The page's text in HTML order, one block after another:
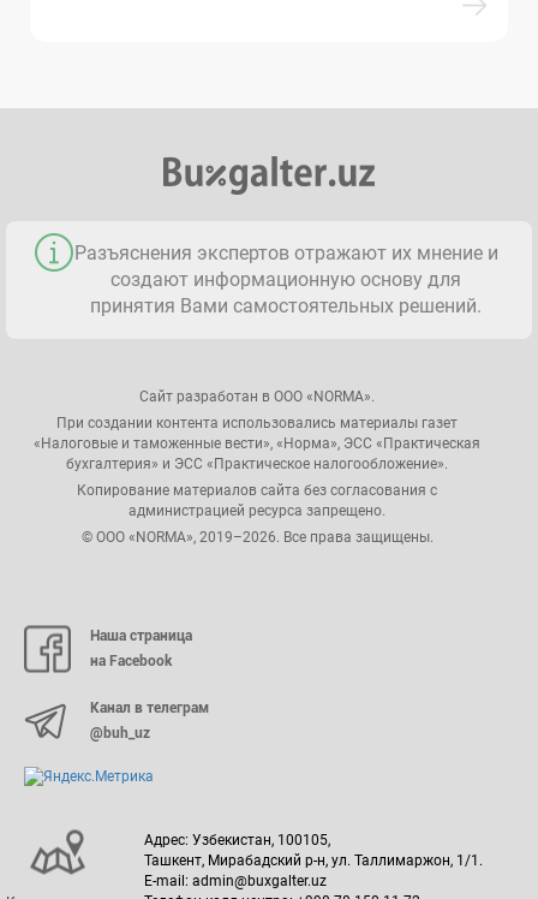
Разъяснения экспертов отражают их мнение и
создают информационную основу для
принятия Вами самостоятельных решений.
Сайт разработан в ООО «NORMA».
При создании контента использовались материалы газет
«Налоговые и таможенные вести», «Норма», ЭСС «Практическая
бухгалтерия» и ЭСС «Практическое налогообложение».
Копирование материалов сайта без согласования с
администрацией ресурса запрещено.
© ООО «NORMA», 2019–2026. Все права защищены.
Наша страница
на Facebook
Канал в телеграм
@buh_uz
Адрес: Узбекистан, 100105,
Ташкент, Мирабадский р-н, ул. Таллимаржон, 1/1.
E-mail: admin@buxgalter.uz